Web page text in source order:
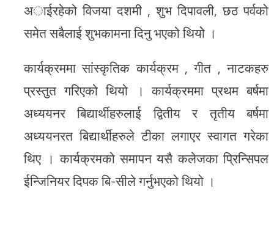
अाईरहेको विजया दशमी , शुभ दिपावली, छठ पर्वको
समेत सबैलाई शुभकामना दिनु भएको थियोे ।
कार्यक्रममा सांस्कृतिक कार्यक्रम , गीत , नाटकहरु
प्रस्तुत गरिएको थियो । कार्यक्रममा प्रथम बर्षमा
अध्ययनर बिद्यार्थीहरुलाई द्वितीय र तृतीय बर्षमा
अध्ययनरत बिद्यार्थीहरुले टीका लगाएर स्वागत गरेका
थिए । कार्यक्रमको समापन यसै कलेजका प्रिन्सिपल
ईन्जिनियर दिपक बि-सीले गर्नुभएको थियो ।